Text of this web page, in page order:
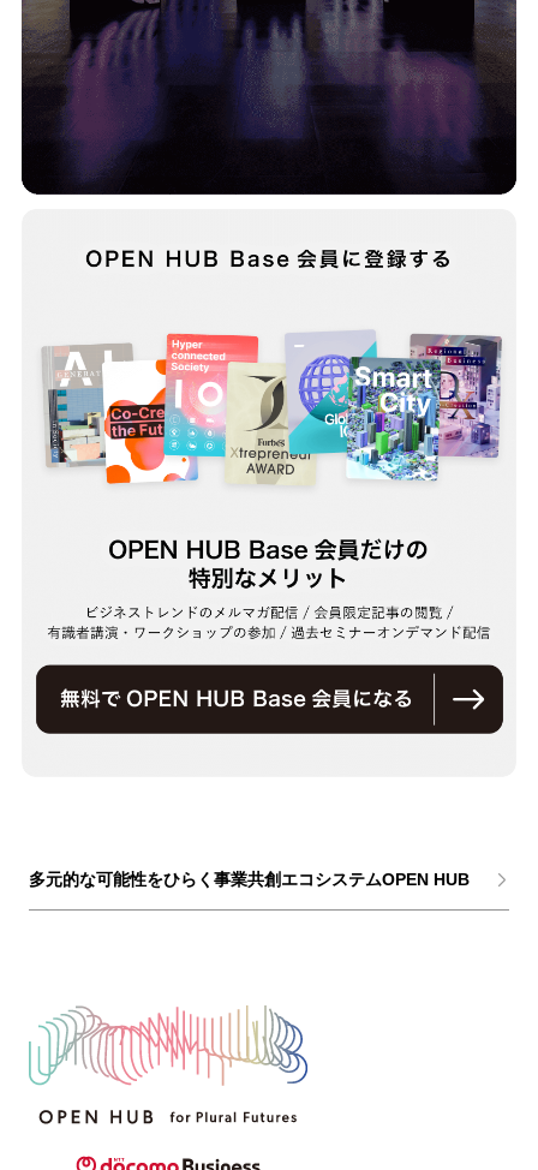
多元的な可能性をひらく事業共創エコシステムOPEN HUB